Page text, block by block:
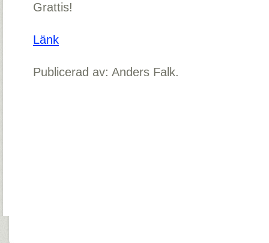
Grattis!
Länk
Publicerad av: Anders Falk.